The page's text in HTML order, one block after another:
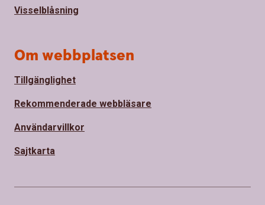
Visselblåsning
Om webbplatsen
Tillgänglighet
Rekommenderade webbläsare
Användarvillkor
Sajtkarta